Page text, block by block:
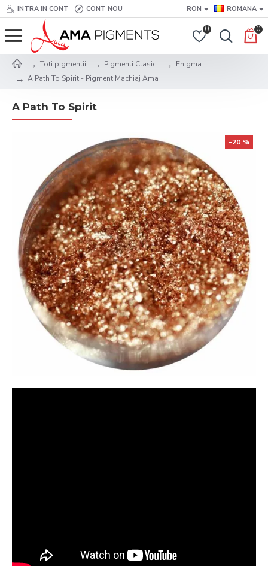
INTRA IN CONT CONT NOU RON ROMANA
0 0
Toti pigmentii Pigmenti Clasici
Enigma
A Path To Spirit - Pigment Machiaj Ama
A Path To Spirit
-20 %